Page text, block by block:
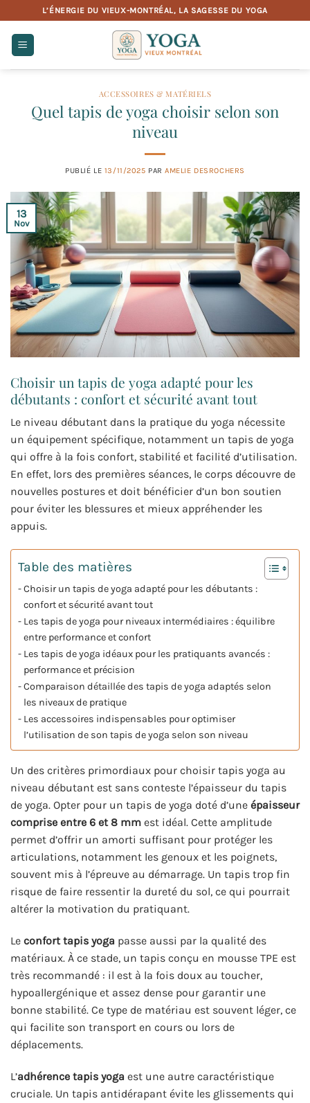
au
contenu
L’ÉNERGIE DU VIEUX-MONTRÉAL, LA SAGESSE DU YOGA
ACCESSOIRES & MATÉRIELS
Quel tapis de yoga choisir selon son
niveau
PUBLIÉ LE 13/11/2025 PARAMELIE DESROCHERS
13
Nov
Choisir un tapis de yoga adapté pour les
débutants : confort et sécurité avant tout
Le niveau débutant dans la pratique du yoga nécessite
un équipement spécifique, notamment un tapis de yoga
qui offre à la fois confort, stabilité et facilité d’utilisation.
En effet, lors des premières séances, le corps découvre de
nouvelles postures et doit bénéficier d’un bon soutien
pour éviter les blessures et mieux appréhender les
appuis.
Table des matières
Choisir un tapis de yoga adapté pour les débutants :
confort et sécurité avant tout
Les tapis de yoga pour niveaux intermédiaires : équilibre
entre performance et confort
Les tapis de yoga idéaux pour les pratiquants avancés :
performance et précision
Comparaison détaillée des tapis de yoga adaptés selon
les niveaux de pratique
Les accessoires indispensables pour optimiser
l’utilisation de son tapis de yoga selon son niveau
Un des critères primordiaux pour choisir tapis yoga au
niveau débutant est sans conteste l’épaisseur du tapis
de yoga. Opter pour un tapis de yoga doté d’une épaisseur
comprise entre 6 et 8 mm est idéal. Cette amplitude
permet d’offrir un amorti suffisant pour protéger les
articulations, notamment les genoux et les poignets,
souvent mis à l’épreuve au démarrage. Un tapis trop fin
risque de faire ressentir la dureté du sol, ce qui pourrait
altérer la motivation du pratiquant.
Le confort tapis yoga passe aussi par la qualité des
matériaux. À ce stade, un tapis conçu en mousse TPE est
très recommandé : il est à la fois doux au toucher,
hypoallergénique et assez dense pour garantir une
bonne stabilité. Ce type de matériau est souvent léger, ce
qui facilite son transport en cours ou lors de
déplacements.
L’adhérence tapis yoga est une autre caractéristique
cruciale. Un tapis antidérapant évite les glissements qui